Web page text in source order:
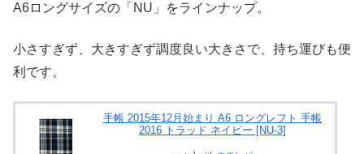
A6ロングサイズの「NU」をラインナップ。
小さすぎず、大きすぎず調度良い大きさで、持ち運びも便
利です。
手帳 2015年12月始まり A6 ロングレフト 手帳
2016 トラッド ネイビー [NU-3]